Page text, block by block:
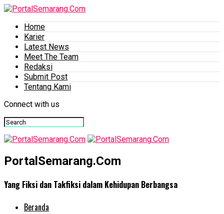
Home
Karier
Latest News
Meet The Team
Redaksi
Submit Post
Tentang Kami
Connect with us
PortalSemarang.Com
Yang Fiksi dan Takfiksi dalam Kehidupan Berbangsa
Beranda